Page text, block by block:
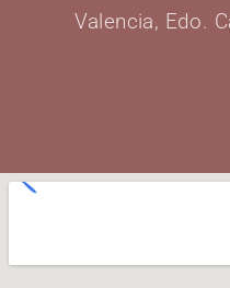
Valencia, Edo.